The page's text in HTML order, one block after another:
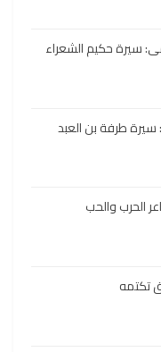
سيرة حكيم الشعراء
سيرة طرفة بن العبد
الحرب والحب
تكتمه